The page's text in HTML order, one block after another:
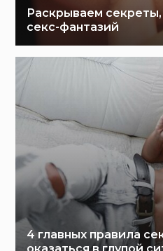
Раскрываем
секс-фантазий
4 главных правила